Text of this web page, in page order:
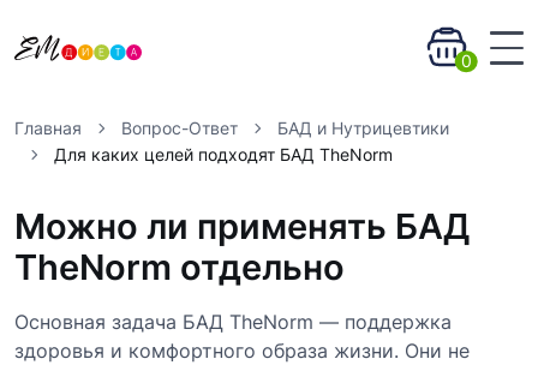
0
Главная Вопрос-Ответ
БАД и Нутрицевтики
Для каких целей подходят БАД TheNorm
Можно ли применять БАД
TheNorm отдельно
Основная задача БАД TheNorm — поддержка
здоровья и комфортного образа жизни. Они не